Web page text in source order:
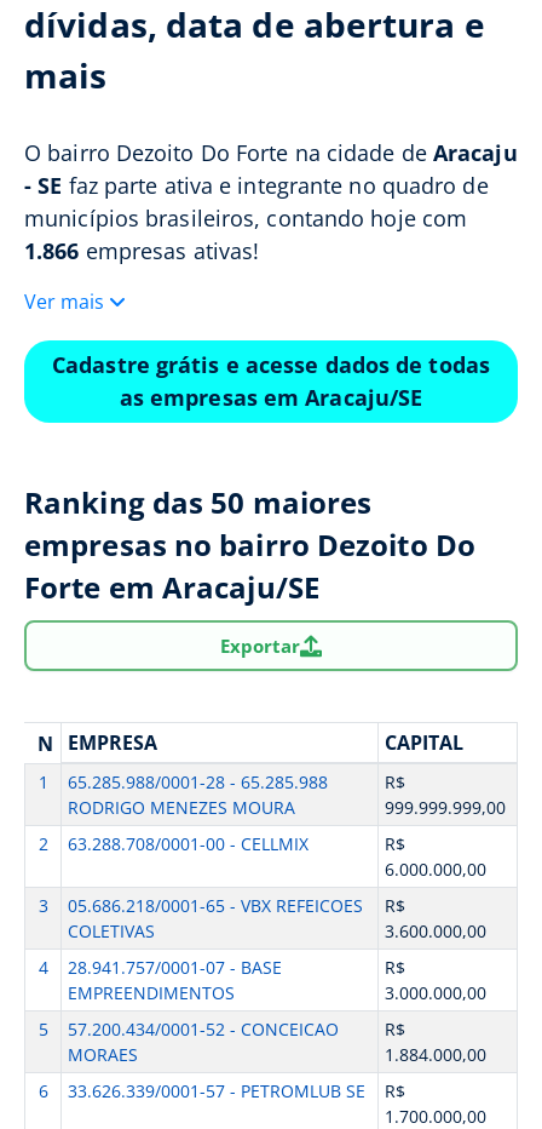
dívidas, data de abertura e
mais
O bairro Dezoito Do Forte na cidade de Aracaju
- SE faz parte ativa e integrante no quadro de
municípios brasileiros, contando hoje com
1.866 empresas ativas!
Ver mais
Cadastre grátis e acesse dados de todas
as empresas em Aracaju/SE
Ranking das 50 maiores
empresas no bairro Dezoito Do
Forte em Aracaju/SE
Exportar
N EMPRESA CAPITAL
1
65.285.988/0001-28 - 65.285.988
RODRIGO MENEZES MOURA
R$
999.999.999,00
2
63.288.708/0001-00 - CELLMIX
R$
6.000.000,00
3
05.686.218/0001-65 - VBX REFEICOES
COLETIVAS
R$
3.600.000,00
4
28.941.757/0001-07 - BASE
EMPREENDIMENTOS
R$
3.000.000,00
5
57.200.434/0001-52 - CONCEICAO
MORAES
R$
1.884.000,00
6
33.626.339/0001-57 - PETROMLUB SE
R$
1.700.000,00